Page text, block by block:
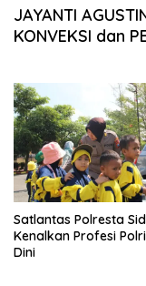
17 April 2026
JAYANTI
KONVEKSI dan
Satlantas Polresta
Kenalkan Profesi
Dini